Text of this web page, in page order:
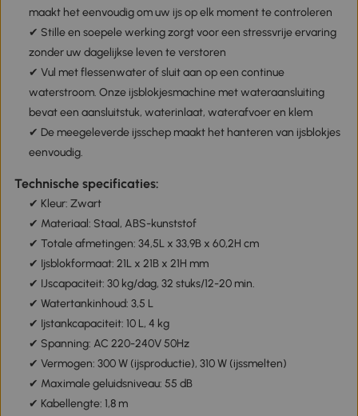
maakt het eenvoudig om uw ijs op elk moment te controleren
✔ Stille en soepele werking zorgt voor een stressvrije ervaring
zonder uw dagelijkse leven te verstoren
✔ Vul met flessenwater of sluit aan op een continue
waterstroom. Onze ijsblokjesmachine met wateraansluiting
bevat een aansluitstuk, waterinlaat, waterafvoer en klem
✔ De meegeleverde ijsschep maakt het hanteren van ijsblokjes
eenvoudig.
Technische specificaties:
✔ Kleur: Zwart
✔ Materiaal: Staal, ABS-kunststof
✔ Totale afmetingen: 34,5L x 33,9B x 60,2H cm
✔ Ijsblokformaat: 21L x 21B x 21H mm
✔ IJscapaciteit: 30 kg/dag, 32 stuks/12-20 min.
✔ Watertankinhoud: 3,5 L
✔ Ijstankcapaciteit: 10 L, 4 kg
✔ Spanning: AC 220-240V 50Hz
✔ Vermogen: 300 W (ijsproductie), 310 W (ijssmelten)
✔ Maximale geluidsniveau: 55 dB
✔ Kabellengte: 1,8 m